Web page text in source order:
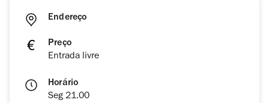
Endereço
Preço
Entrada livre
Horário
Seg 21.00